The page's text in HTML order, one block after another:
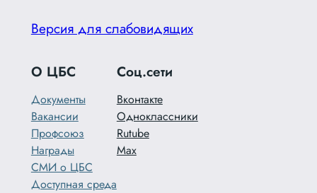
Версия для слабовидящих
О ЦБС
Документы
Вакансии
Профсоюз
Награды
СМИ о ЦБС
Доступная среда
Соц.сети
Вконтакте
Одноклассники
Rutube
Max